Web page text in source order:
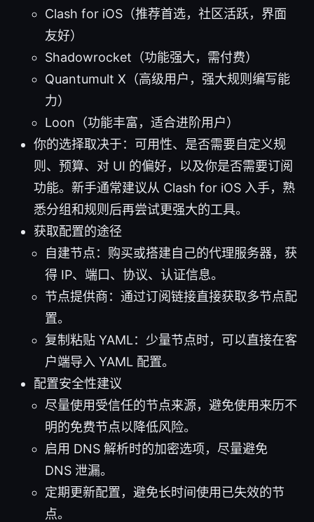
Clash for iOS（推荐首选，社区活跃，界面
友好）
Shadowrocket（功能强大，需付费）
Quantumult X（高级用户，强大规则编写能
力）
Loon（功能丰富，适合进阶用户）
你的选择取决于：可用性、是否需要自定义规
则、预算、对 UI 的偏好，以及你是否需要订阅
功能。新手通常建议从 Clash for iOS 入手，熟
悉分组和规则后再尝试更强大的工具。
获取配置的途径
自建节点：购买或搭建自己的代理服务器，获
得 IP、端口、协议、认证信息。
节点提供商：通过订阅链接直接获取多节点配
置。
复制粘贴 YAML：少量节点时，可以直接在客
户端导入 YAML 配置。
配置安全性建议
尽量使用受信任的节点来源，避免使用来历不
明的免费节点以降低风险。
启用 DNS 解析时的加密选项，尽量避免
DNS 泄漏。
定期更新配置，避免长时间使用已失效的节
点。